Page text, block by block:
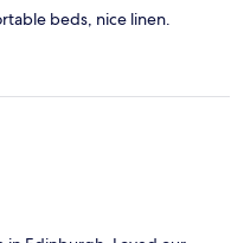
beds, nice linen.